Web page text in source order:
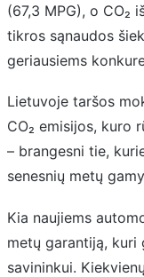
(67,3 MPG), o CO₂
tikros sąnaudos
geriausiems
Lietuvoje taršos
CO₂ emisijos, kuro
– brangesni tie,
senesnių metų
Kia naujiems
metų garantiją, kuri
savininkui.